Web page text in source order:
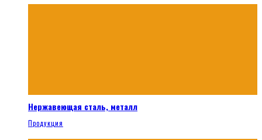
Нержавеющая сталь, металл
Продукция